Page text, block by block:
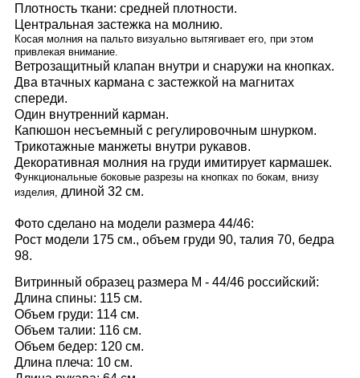
Плотность ткани: средней плотности.
Центральная застежка на молнию.
Косая молния на пальто визуально вытягивает его, при этом
привлекая внимание.
Ветрозащитный клапан внутри и снаружи на кнопках.
Два втачных кармана с застежкой на магнитах
спереди.
Один внутренний карман.
Капюшон несъемный с регулировочным шнурком.
Трикотажные манжеты внутри рукавов.
Декоративная молния на груди имитирует кармашек.
Функциональные боковые разрезы на кнопках по бокам, внизу
изделия, длиной 32 см.
Фото сделано на модели размера 44/46:
Рост модели 175 см., объем груди 90, талия 70, бедра
98.
Витринный образец размера M - 44/46 российский:
Длина спины: 115 см.
Объем груди: 114 см.
Объем талии: 116 см.
Объем бедер: 120 см.
Длина плеча: 10 см.